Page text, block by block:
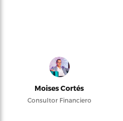
Moises Cortés
Consultor Financiero